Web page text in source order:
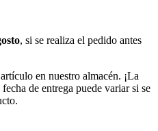
, si se realiza el pedido antes
en nuestro almacén. ¡La
de entrega puede variar si se